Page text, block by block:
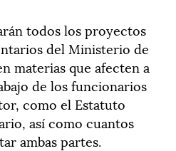
todos los proyectos
del Ministerio de
materias que afecten a
de los funcionarios
como el Estatuto
así como cuantos
ambas partes.